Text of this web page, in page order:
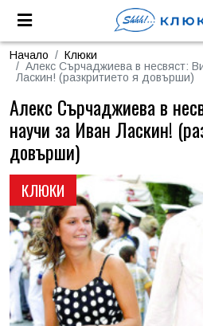
Начало
Клюки
Алекс Сърчаджиева в несвяст:
Ласкин! (разкритието я довърши)
КЛЮКИ
Алекс Сърчаджиева в
научи за Иван Ласкин!
довърши)